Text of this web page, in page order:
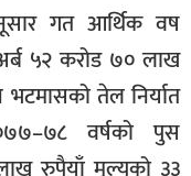
गत आर्थिक वष
५२ करोड ७० लाख
तेल निर्यात
वर्षको पुस